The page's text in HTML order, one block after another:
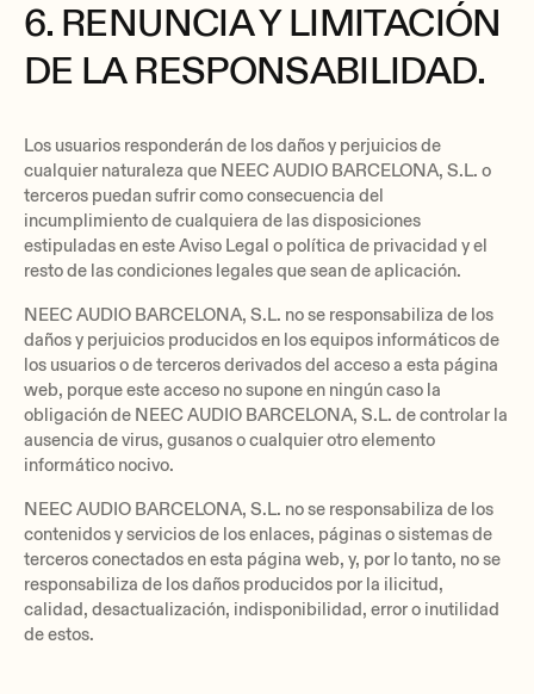
6. RENUNCIA Y LIMITACIÓN
DE LA RESPONSABILIDAD.
Los usuarios responderán de los daños y perjuicios de
cualquier naturaleza que NEEC AUDIO BARCELONA, S.L. o
terceros puedan sufrir como consecuencia del
incumplimiento de cualquiera de las disposiciones
estipuladas en este Aviso Legal o política de privacidad y el
resto de las condiciones legales que sean de aplicación.
NEEC AUDIO BARCELONA, S.L. no se responsabiliza de los
daños y perjuicios producidos en los equipos informáticos de
los usuarios o de terceros derivados del acceso a esta página
web, porque este acceso no supone en ningún caso la
obligación de NEEC AUDIO BARCELONA, S.L. de controlar la
ausencia de virus, gusanos o cualquier otro elemento
informático nocivo.
NEEC AUDIO BARCELONA, S.L. no se responsabiliza de los
contenidos y servicios de los enlaces, páginas o sistemas de
terceros conectados en esta página web, y, por lo tanto, no se
responsabiliza de los daños producidos por la ilicitud,
calidad, desactualización, indisponibilidad, error o inutilidad
de estos.